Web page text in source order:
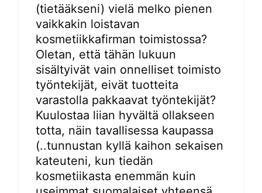
(tietääkseni) vielä melko pienen
vaikkakin loistavan
kosmetiikkafirman toimistossa?
Oletan, että tähän lukuun
sisältyivät vain onnelliset toimisto
työntekijät, eivät tuotteita
varastolla pakkaavat työntekijät?
Kuulostaa liian hyvältä ollakseen
totta, näin tavallisessa kaupassa
(..tunnustan kyllä kaihon sekaisen
kateuteni, kun tiedän
kosmetiikasta enemmän kuin